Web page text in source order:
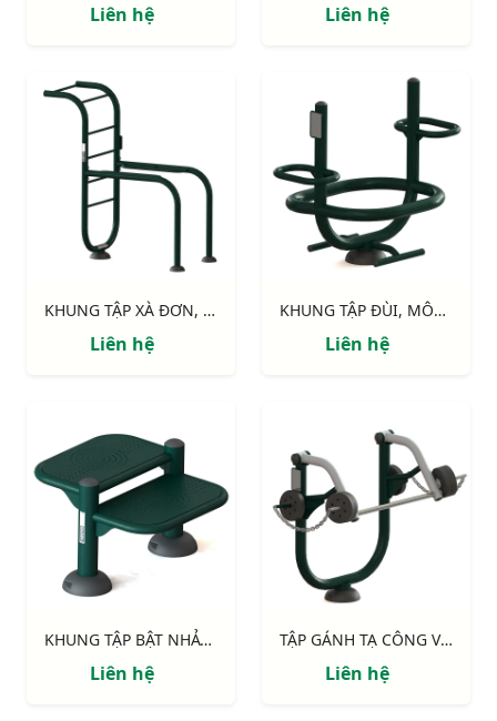
Liên hệ Liên hệ
KHUNG TẬP XÀ ĐƠN, XÀ KÉP 711514
Liên hệ
KHUNG TẬP ĐÙI, MÔNG 711515
Liên hệ
KHUNG TẬP BẬT NHẢY 711524
Liên hệ
TẬP GÁNH TẠ CÔNG VIÊN 711522
Liên hệ